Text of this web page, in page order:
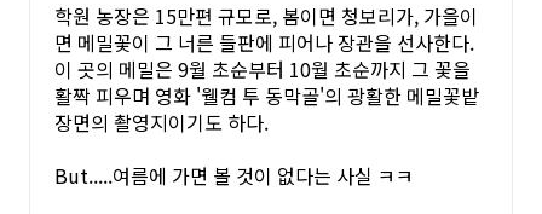
학원 농장은 15만편 규모로, 봄이면 청보리가, 가을이
면 메밀꽃이 그 너른 들판에 피어나 장관을 선사한다.
이 곳의 메밀은 9월 초순부터 10월 초순까지 그 꽃을
활짝 피우며 영화 '웰컴 투 동막골'의 광활한 메밀꽃밭
장면의 촬영지이기도 하다.
But.....여름에 가면 볼 것이 없다는 사실 ㅋㅋ